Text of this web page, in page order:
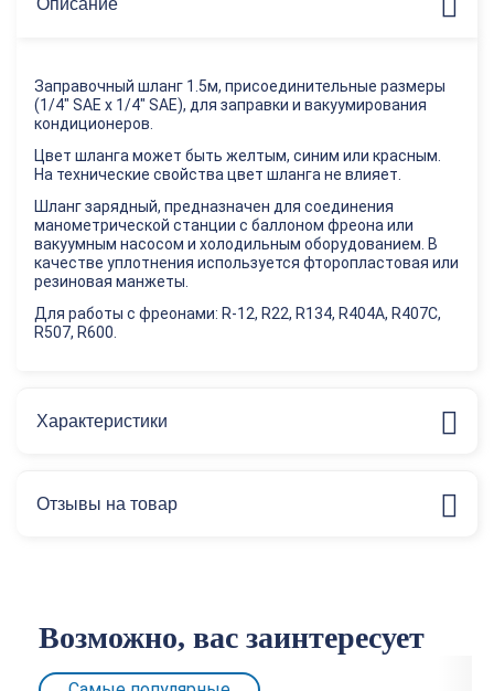
Описание
Заправочный шланг 1.5м, присоединительные размеры
(1/4" SAE x 1/4" SAE), для заправки и вакуумирования
кондиционеров.
Цвет шланга может быть желтым, синим или красным.
На технические свойства цвет шланга не влияет.
Шланг зарядный, предназначен для соединения
манометрической станции с баллоном фреона или
вакуумным насосом и холодильным оборудованием. В
качестве уплотнения используется фторопластовая или
резиновая манжеты.
Для работы с фреонами: R-12, R22, R134, R404A, R407C,
R507, R600.
Характеристики
Отзывы на товар
Возможно, вас заинтересует